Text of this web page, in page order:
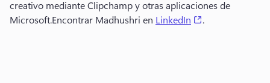
Probar gratis
creativo mediante Clipchamp y otras aplicaciones de
Microsoft.Encontrar Madhushri en LinkedIn .